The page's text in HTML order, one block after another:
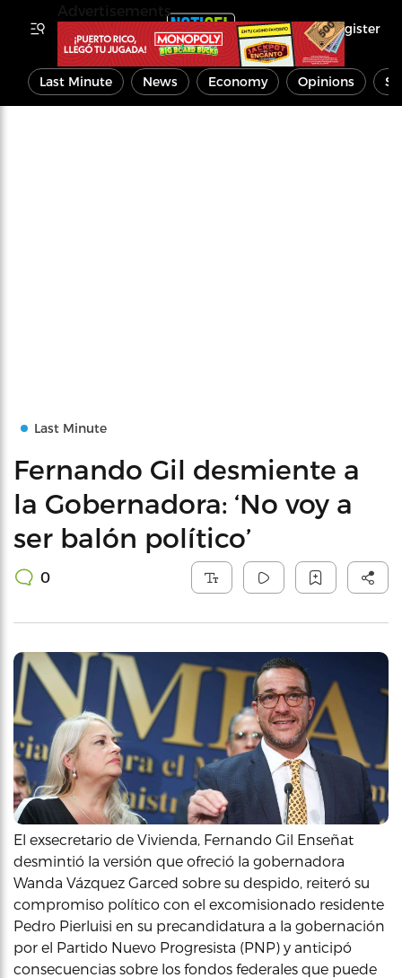
Register
Last Minute News Economy Opinions
Last Minute
Fernando Gil desmiente a
la Gobernadora: ‘No voy a
ser balón político’
0
El exsecretario de Vivienda, Fernando Gil Enseñat
desmintió la versión que ofreció la gobernadora
Wanda Vázquez Garced sobre su despido, reiteró su
compromiso político con el excomisionado residente
Pedro Pierluisi en su precandidatura a la gobernación
por el Partido Nuevo Progresista (PNP) y anticipó
consecuencias sobre los fondos federales que puede
Advertisements